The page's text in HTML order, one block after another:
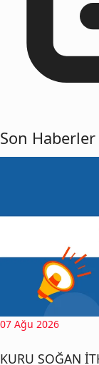
Son Haberler
07 Ağu 2026
KURU SOĞAN